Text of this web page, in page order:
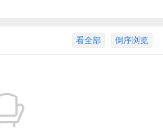
倒序浏览
看全部